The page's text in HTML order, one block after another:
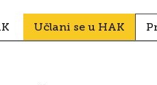
Učlani se u HAK